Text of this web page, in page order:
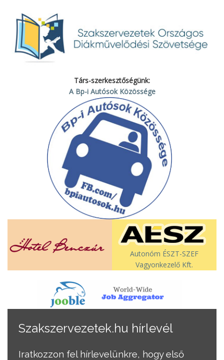
Társ-szerkesztőségünk:
A Bp-i Autósok Közössége
Autonóm ÉSZT-SZEF
Vagyonkezelő Kft.
Szakszervezetek.hu hírlevél
Iratkozzon fel hírlevelünkre, hogy első